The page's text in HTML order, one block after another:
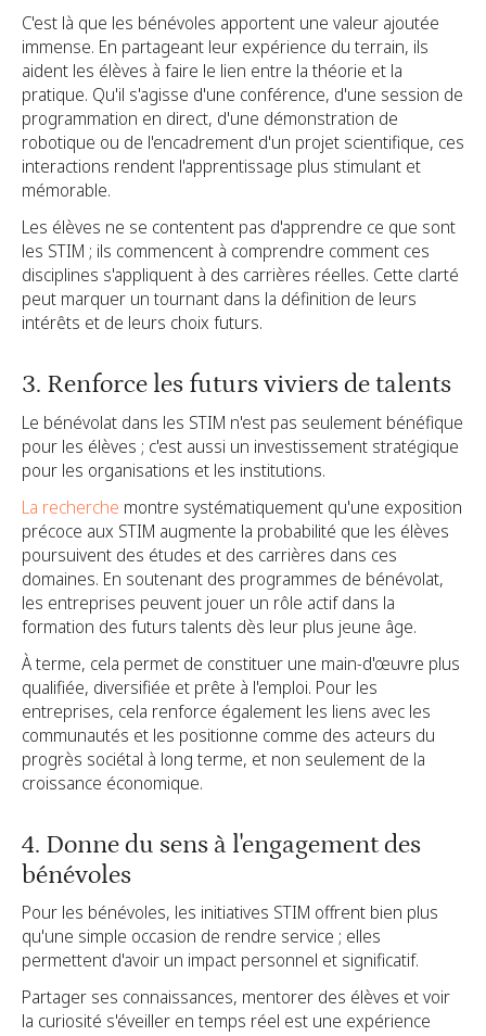
C'est là que les bénévoles apportent une valeur ajoutée
immense. En partageant leur expérience du terrain, ils
aident les élèves à faire le lien entre la théorie et la
pratique. Qu'il s'agisse d'une conférence, d'une session de
programmation en direct, d'une démonstration de
robotique ou de l'encadrement d'un projet scientifique, ces
interactions rendent l'apprentissage plus stimulant et
mémorable.
Les élèves ne se contentent pas d'apprendre ce que sont
les STIM ; ils commencent à comprendre comment ces
disciplines s'appliquent à des carrières réelles. Cette clarté
peut marquer un tournant dans la définition de leurs
intérêts et de leurs choix futurs.
3. Renforce les futurs viviers de talents
Le bénévolat dans les STIM n'est pas seulement bénéfique
pour les élèves ; c'est aussi un investissement stratégique
pour les organisations et les institutions.
La recherche montre systématiquement qu'une exposition
précoce aux STIM augmente la probabilité que les élèves
poursuivent des études et des carrières dans ces
domaines. En soutenant des programmes de bénévolat,
les entreprises peuvent jouer un rôle actif dans la
formation des futurs talents dès leur plus jeune âge.
À terme, cela permet de constituer une main-d'œuvre plus
qualifiée, diversifiée et prête à l'emploi. Pour les
entreprises, cela renforce également les liens avec les
communautés et les positionne comme des acteurs du
progrès sociétal à long terme, et non seulement de la
croissance économique.
4. Donne du sens à l'engagement des
bénévoles
Pour les bénévoles, les initiatives STIM offrent bien plus
qu'une simple occasion de rendre service ; elles
permettent d'avoir un impact personnel et significatif.
Partager ses connaissances, mentorer des élèves et voir
la curiosité s'éveiller en temps réel est une expérience